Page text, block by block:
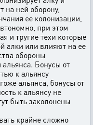
на ней оборону,
ее колонизации,
при этом
и тругие техи которые
алки или влияют на ее
обороны
Бонусы от
к альянсу
альянса, бонусы от
к альянсу не
быть заколонены
крайне сложно